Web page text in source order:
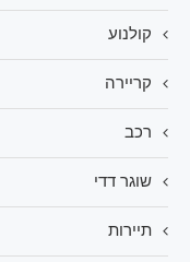
קולנוע
קריירה
רכב
שוגר דדי
תיירות